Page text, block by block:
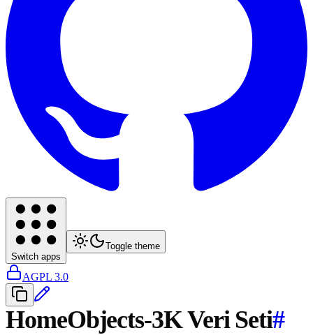
Switch apps
Toggle theme
AGPL 3.0
HomeObjects-3K Veri Seti#